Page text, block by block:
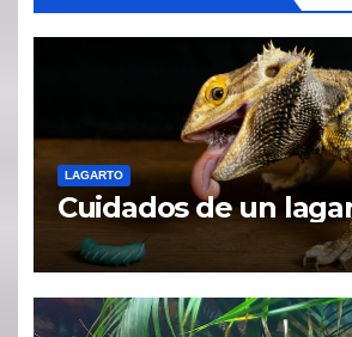
LAGARTO
Cuidados de un